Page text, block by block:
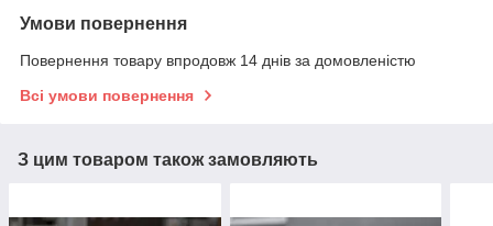
Умови повернення
Повернення товару впродовж 14 днів за домовленістю
Всі умови повернення
З цим товаром також замовляють